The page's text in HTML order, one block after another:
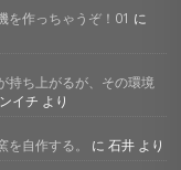
を作っちゃうぞ！01 に
持ち上がるが、その環境
イチ より
自作する。 に石井 より